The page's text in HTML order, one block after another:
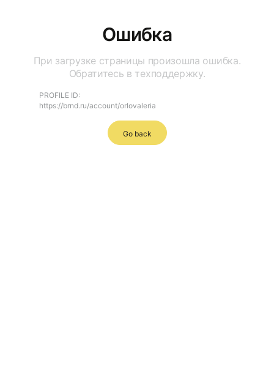
Ошибка
При загрузке страницы произошла ошибка.
Обратитесь в техподдержку.
PROFILE ID:
https://brnd.ru/account/orlovaleria
Go back